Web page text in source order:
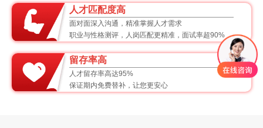
人才匹配度高
面对面深入沟通，精准掌握人才需求
职业与性格测评，人岗匹配更精准，面试率超90%
留存率高
人才留存率高达95%
保证期内免费替补，让您更安心